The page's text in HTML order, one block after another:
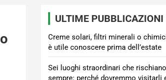
ULTIME PUBBLICAZIONI
Creme solari, filtri minerali o
è utile conoscere prima dell’estate
Sei luoghi straordinari che
sempre: perché dovremmo visitarli